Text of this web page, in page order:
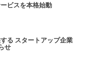
ビスを本格始動
る スタートアップ企業
せ